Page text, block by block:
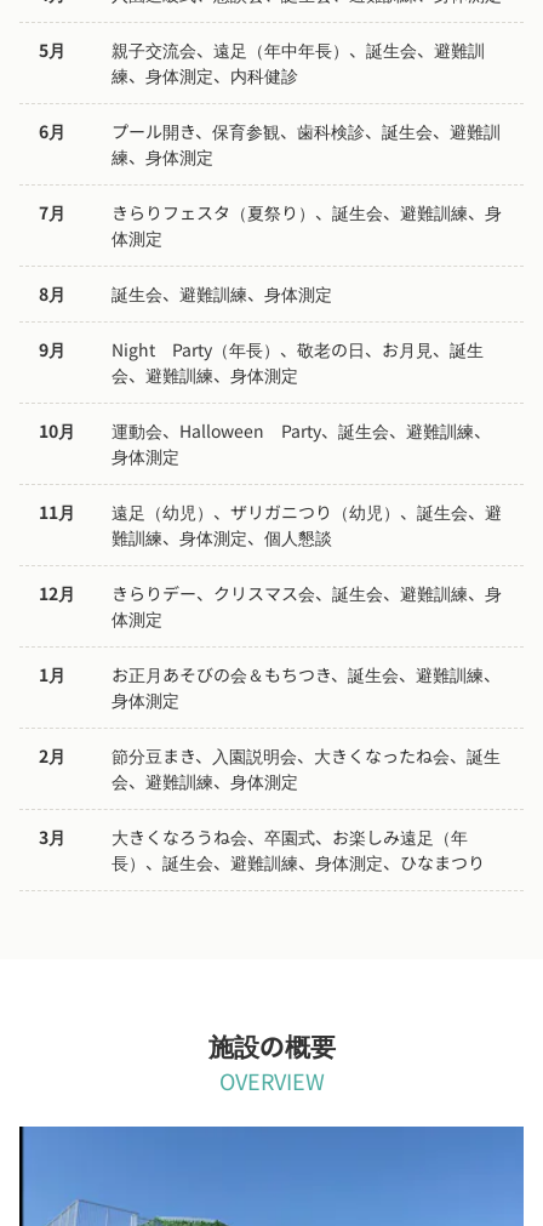
5月
親子交流会、遠足（年中年長）、誕生会、避難訓
練、身体測定、内科健診
6月
プール開き、保育参観、歯科検診、誕生会、避難訓
練、身体測定
7月
きらりフェスタ（夏祭り）、誕生会、避難訓練、身
体測定
8月 誕生会、避難訓練、身体測定
9月
Night　Party（年長）、敬老の日、お月見、誕生
会、避難訓練、身体測定
10月
運動会、Halloween　Party、誕生会、避難訓練、
身体測定
11月
遠足（幼児）、ザリガニつり（幼児）、誕生会、避
難訓練、身体測定、個人懇談
12月
きらりデー、クリスマス会、誕生会、避難訓練、身
体測定
1月
お正月あそびの会＆もちつき、誕生会、避難訓練、
身体測定
2月
節分豆まき、入園説明会、大きくなったね会、誕生
会、避難訓練、身体測定
3月
大きくなろうね会、卒園式、お楽しみ遠足（年
長）、誕生会、避難訓練、身体測定、ひなまつり
施設の概要
OVERVIEW